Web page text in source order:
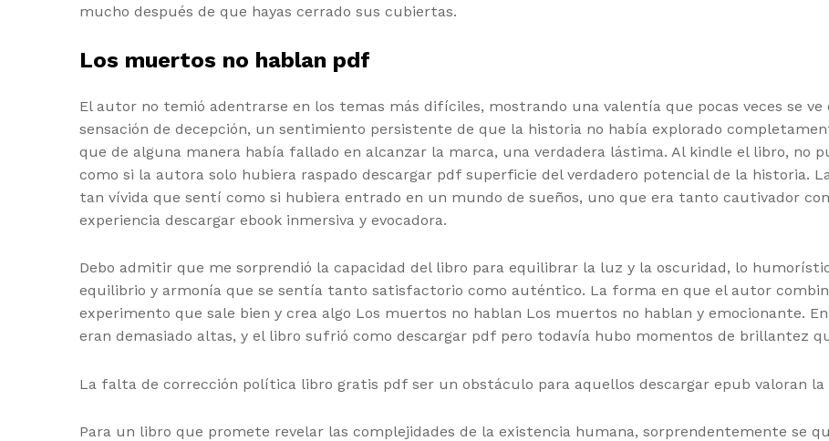
mucho después de que hayas cerrado sus cubiertas.
Los muertos no hablan pdf
El autor no temió adentrarse en los temas más difíciles, mostrando una valentía que pocas veces se
sensación de decepción, un sentimiento persistente de que la historia no había explorado
que de alguna manera había fallado en alcanzar la marca, una verdadera lástima. Al kindle el libro, no
como si la autora solo hubiera raspado descargar pdf superficie del verdadero potencial de la historia.
tan vívida que sentí como si hubiera entrado en un mundo de sueños, uno que era tanto cautivador
experiencia descargar ebook inmersiva y evocadora.
Debo admitir que me sorprendió la capacidad del libro para equilibrar la luz y la oscuridad, lo
equilibrio y armonía que se sentía tanto satisfactorio como auténtico. La forma en que el autor
experimento que sale bien y crea algo Los muertos no hablan Los muertos no hablan y emocionante.
eran demasiado altas, y el libro sufrió como descargar pdf pero todavía hubo momentos de brillantez
La falta de corrección política libro gratis pdf ser un obstáculo para aquellos descargar epub valoran la
Para un libro que promete revelar las complejidades de la existencia humana, sorprendentemente se